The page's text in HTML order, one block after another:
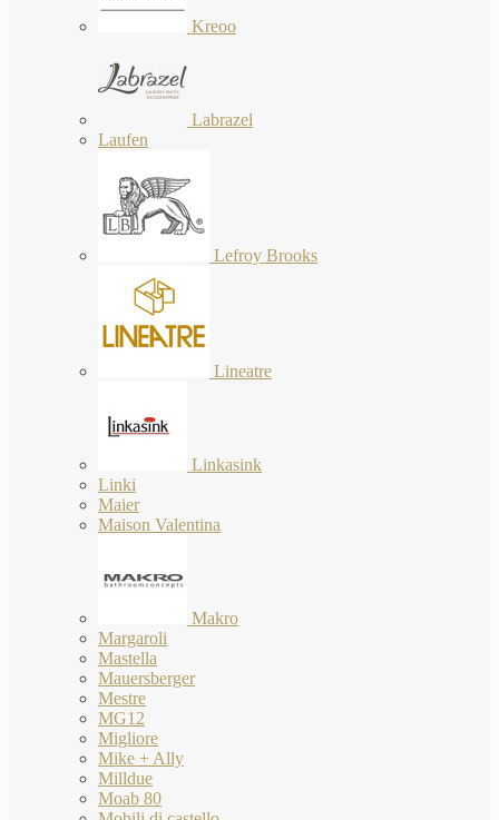
Kreoo
Labrazel
Laufen
Lefroy Brooks
Lineatre
Linkasink
Linki
Maier
Maison Valentina
Makro
Margaroli
Mastella
Mauersberger
Mestre
MG12
Migliore
Mike + Ally
Milldue
Moab 80